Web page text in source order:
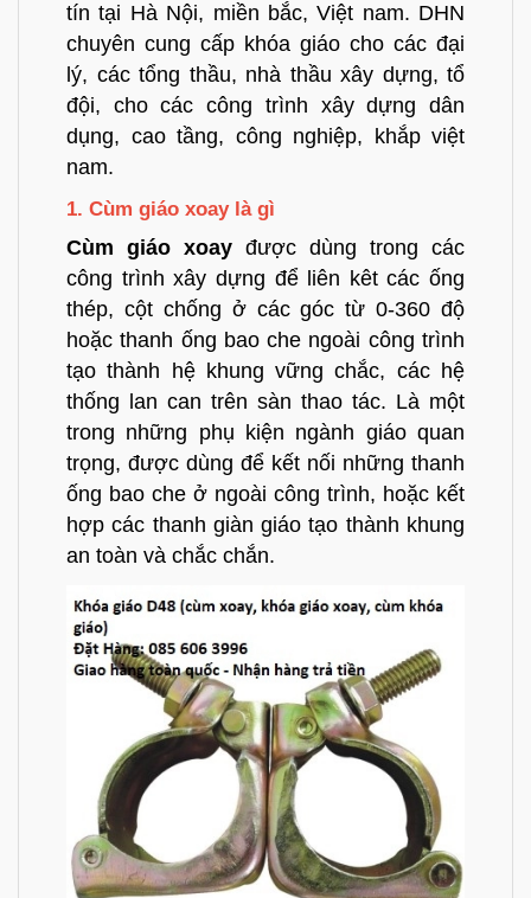
tín tại Hà Nội, miền bắc, Việt nam. DHN
chuyên cung cấp khóa giáo cho các đại
lý, các tổng thầu, nhà thầu xây dựng, tổ
đội, cho các công trình xây dựng dân
dụng, cao tầng, công nghiệp, khắp việt
nam.
1. Cùm giáo xoay là gì
Cùm giáo xoay được dùng trong các
công trình xây dựng để liên kêt các ống
thép, cột chống ở các góc từ 0-360 độ
hoặc thanh ống bao che ngoài công trình
tạo thành hệ khung vững chắc, các hệ
thống lan can trên sàn thao tác. Là một
trong những phụ kiện ngành giáo quan
trọng, được dùng để kết nối những thanh
ống bao che ở ngoài công trình, hoặc kết
hợp các thanh giàn giáo tạo thành khung
an toàn và chắc chắn.